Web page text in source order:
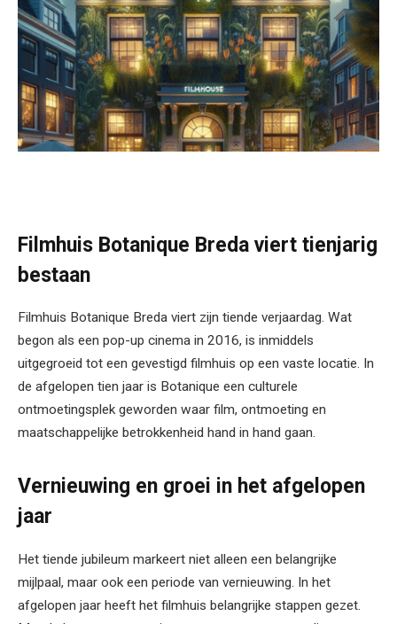
Filmhuis Botanique Breda viert tienjarig
bestaan
Filmhuis Botanique Breda viert zijn tiende verjaardag. Wat
begon als een pop-up cinema in 2016, is inmiddels
uitgegroeid tot een gevestigd filmhuis op een vaste locatie. In
de afgelopen tien jaar is Botanique een culturele
ontmoetingsplek geworden waar film, ontmoeting en
maatschappelijke betrokkenheid hand in hand gaan.
Vernieuwing en groei in het afgelopen
jaar
Het tiende jubileum markeert niet alleen een belangrijke
mijlpaal, maar ook een periode van vernieuwing. In het
afgelopen jaar heeft het filmhuis belangrijke stappen gezet.